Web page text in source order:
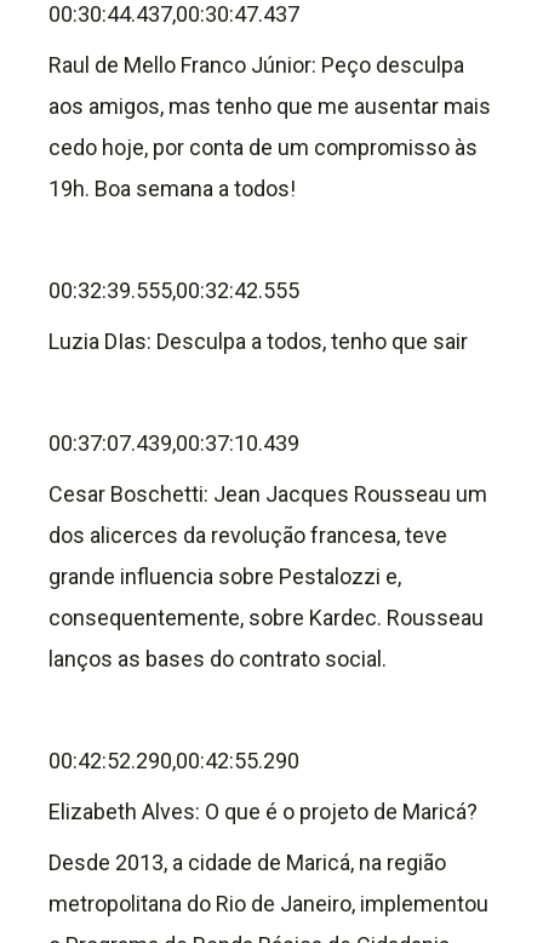
00:30:44.437,00:30:47.437
Raul de Mello Franco Júnior: Peço desculpa
aos amigos, mas tenho que me ausentar mais
cedo hoje, por conta de um compromisso às
19h. Boa semana a todos!
00:32:39.555,00:32:42.555
Luzia DIas: Desculpa a todos, tenho que sair
00:37:07.439,00:37:10.439
Cesar Boschetti: Jean Jacques Rousseau um
dos alicerces da revolução francesa, teve
grande influencia sobre Pestalozzi e,
consequentemente, sobre Kardec. Rousseau
lanços as bases do contrato social.
00:42:52.290,00:42:55.290
Elizabeth Alves: O que é o projeto de Maricá?
Desde 2013, a cidade de Maricá, na região
metropolitana do Rio de Janeiro, implementou